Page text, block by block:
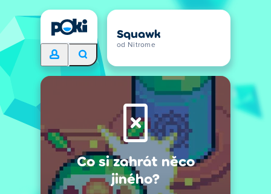
Squawk
od Nitrome
Co si zahrát něco
jiného?